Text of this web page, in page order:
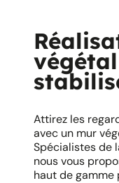
Attirez les
avec un mur
Spécialistes de
nous vous
haut de gamme